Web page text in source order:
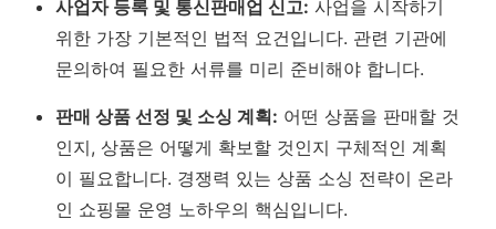
사업자 등록 및 통신판매업 신고: 사업을 시작하기
위한 가장 기본적인 법적 요건입니다. 관련 기관에
문의하여 필요한 서류를 미리 준비해야 합니다.
판매 상품 선정 및 소싱 계획: 어떤 상품을 판매할 것
인지, 상품은 어떻게 확보할 것인지 구체적인 계획
이 필요합니다. 경쟁력 있는 상품 소싱 전략이 온라
인 쇼핑몰 운영 노하우의 핵심입니다.